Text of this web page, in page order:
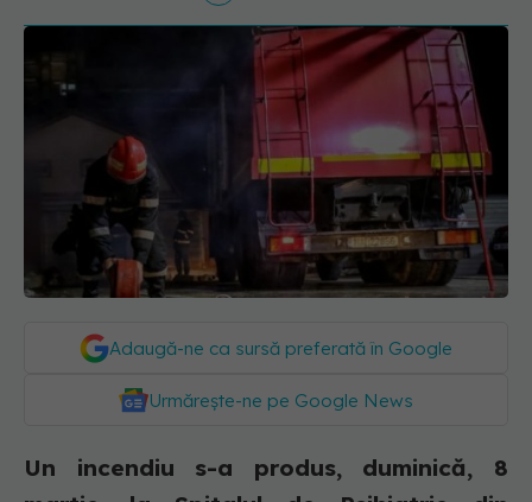
Adaugă-ne ca sursă preferată în Google
Urmărește-ne pe Google News
Un incendiu s-a produs, duminică, 8